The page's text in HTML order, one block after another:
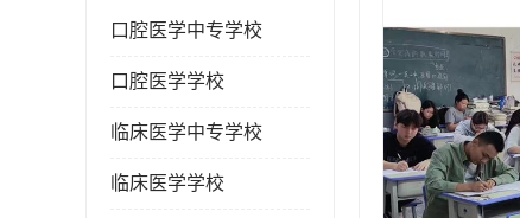
口腔医学中专学校
口腔医学学校
临床医学中专学校
临床医学学校